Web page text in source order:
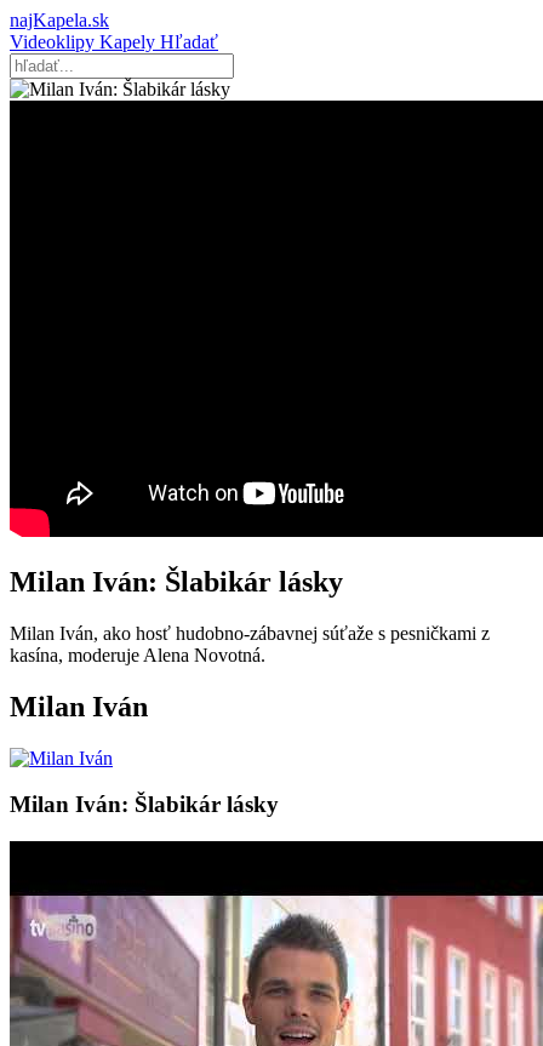
najKapela.sk
Videoklipy Kapely Hľadať
Milan Iván: Šlabikár lásky
Milan Iván, ako hosť hudobno-zábavnej súťaže s pesničkami z
kasína, moderuje Alena Novotná.
Milan Iván
Milan Iván: Šlabikár lásky